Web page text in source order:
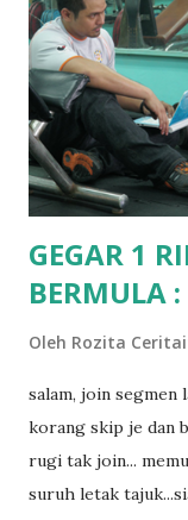
kat salah satu
pun tak tau..
mungkin sebab abg
masalah dyslexia..
dyslexia tu.. lepas
GEGAR 1
BERMULA
Oleh Rozita
salam, join segmen
korang skip je dan
rugi tak join...
suruh letak